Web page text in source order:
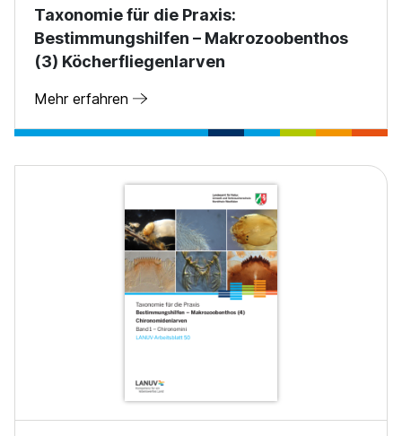
Taxonomie für die Praxis:
Bestimmungshilfen – Makrozoobenthos
(3) Köcherfliegenlarven
Mehr erfahren